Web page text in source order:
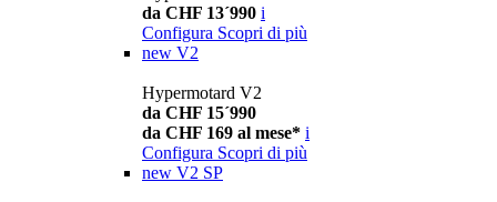
da CHF 13´990 i
Configura Scopri di più
new V2
Hypermotard V2
da CHF 15´990
da CHF 169 al mese* i
Configura Scopri di più
new V2 SP